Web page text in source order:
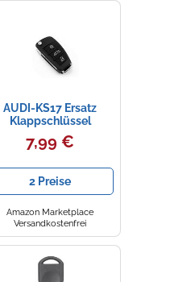
AUDI-KS17 Ersatz
Klappschlüssel
Gehäuse für 3 Tasten
Fernbedienung mit
7,99 €
2 Preise
Amazon Marketplace
Versandkostenfrei